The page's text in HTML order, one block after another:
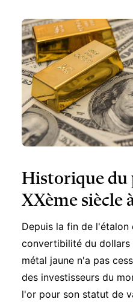
Historique du
XXème siècle
Depuis la fin de l'étalon
convertibilité du dollars
métal jaune n'a pas
des investisseurs du
l'or pour son statut de